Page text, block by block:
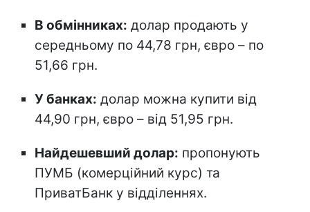
В обмінниках: долар продають у
середньому по 44,78 грн, євро – по
51,66 грн.
У банках: долар можна купити від
44,90 грн, євро – від 51,95 грн.
Найдешевший долар: пропонують
ПУМБ (комерційний курс) та
ПриватБанк у відділеннях.